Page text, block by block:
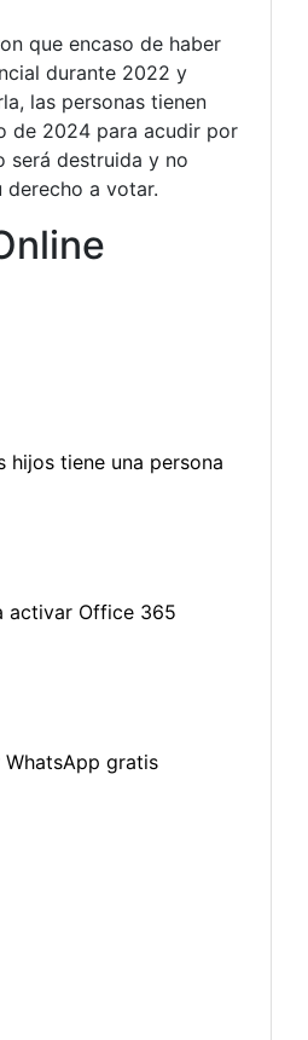
que encaso de haber
durante 2022 y
las personas tienen
de 2024 para acudir por
será destruida y no
derecho a votar.